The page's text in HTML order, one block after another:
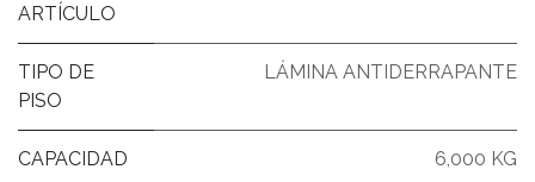
ARTÍCULO
TIPO DE
PISO
LÁMINA ANTIDERRAPANTE
CAPACIDAD 6,000 KG